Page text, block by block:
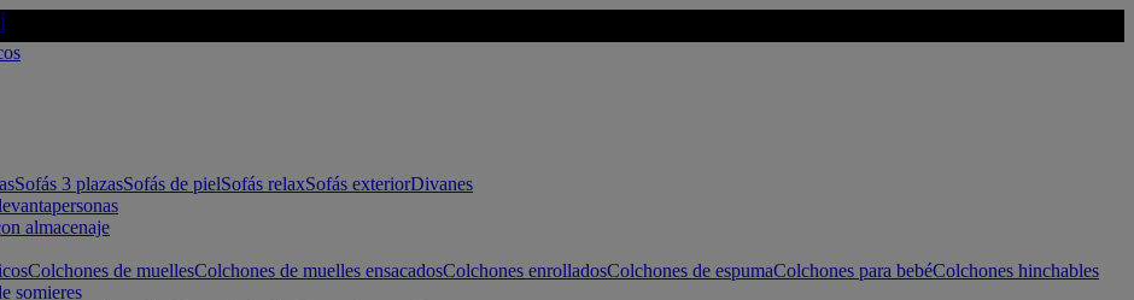
Sofás 3 plazasSofás de pielSofás relaxSofás exteriorDivanes
almacenaje
Colchones de muellesColchones de muelles ensacadosColchones enrolladosColchones de espumaColchones para bebéColchones hinchables
somieres